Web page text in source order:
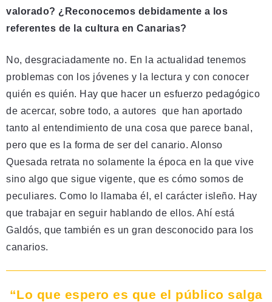
valorado? ¿Reconocemos debidamente a los
referentes de la cultura en Canarias?
No, desgraciadamente no. En la actualidad tenemos
problemas con los jóvenes y la lectura y con conocer
quién es quién. Hay que hacer un esfuerzo pedagógico
de acercar, sobre todo, a autores que han aportado
tanto al entendimiento de una cosa que parece banal,
pero que es la forma de ser del canario. Alonso
Quesada retrata no solamente la época en la que vive
sino algo que sigue vigente, que es cómo somos de
peculiares. Como lo llamaba él, el carácter isleño. Hay
que trabajar en seguir hablando de ellos. Ahí está
Galdós, que también es un gran desconocido para los
canarios.
“Lo que espero es que el público salga